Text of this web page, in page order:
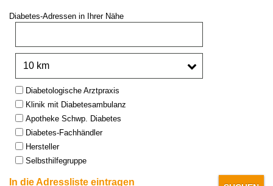
Diabetes-Adressen in Ihrer Nähe
Type:Diabetologische Arztpraxis
Klinik mit Diabetesambulanz
Apotheke Schwp. Diabetes
Diabetes-Fachhändler
Hersteller
Selbsthilfegruppe
In die Adressliste eintragen